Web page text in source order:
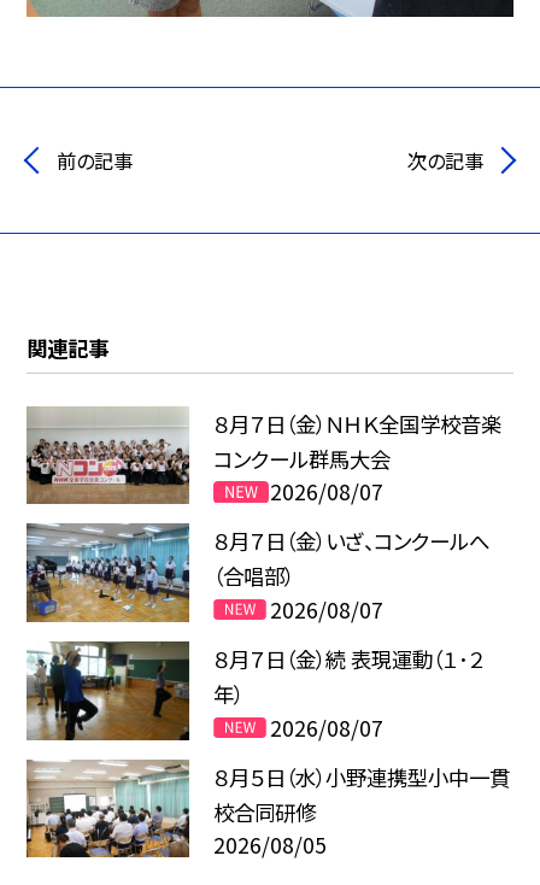
前の記事 次の記事
関連記事
８月７日（金）ＮＨＫ全国学校音楽
コンクール群馬大会
2026/08/07
８月７日（金）いざ、コンクールへ
（合唱部）
2026/08/07
８月７日（金）続 表現運動（１･２
年）
2026/08/07
８月５日（水）小野連携型小中一貫
校合同研修
2026/08/05